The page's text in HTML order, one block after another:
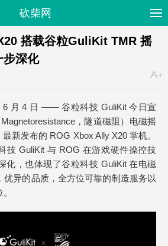
砍柴网
搭载谷粒GuliKit TMR 摇
步深化
6 月 4 日 —— 谷粒科技 GuliKit 今日宣
，隧道磁阻）电磁摇
新发布的 ROG Xbox Ally X20 掌机。
技 GuliKit 与 ROG 在游戏硬件操控技
化，也体现了谷粒科技 GuliKit 在电磁
优异的品质，全方位可靠的制造服务以